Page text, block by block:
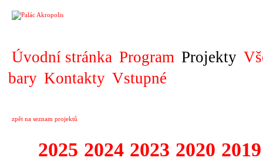
Úvodní stránka Program Projekty
bary Kontakty Vstupné
zpět na seznam projektů
2025 2024 2023 2020 2019